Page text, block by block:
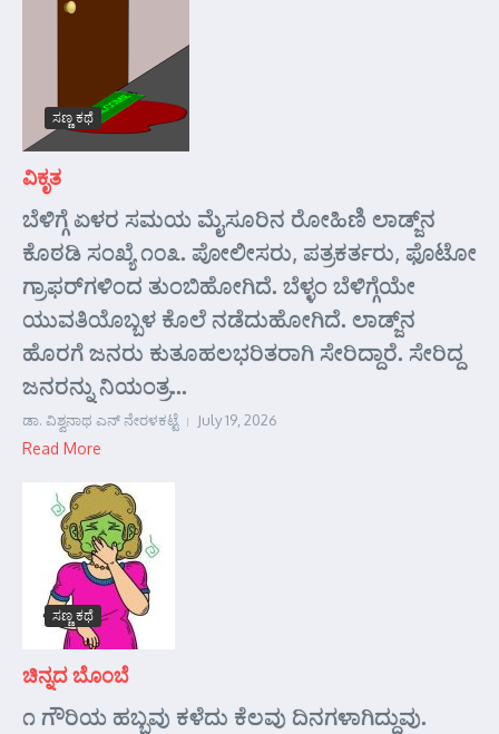
ಸಣ್ಣ ಕಥೆ
ವಿಕೃತ
ಬೆಳಿಗ್ಗೆ ಏಳರ ಸಮಯ ಮೈಸೂರಿನ ರೋಹಿಣಿ ಲಾಡ್ಜ್‌ನ
ಕೊಠಡಿ ಸಂಖ್ಯೆ ೧೦೩. ಪೋಲೀಸರು, ಪತ್ರಕರ್ತರು, ಫೊಟೋ
ಗ್ರಾಫರ್‌ಗಳಿಂದ ತುಂಬಿಹೋಗಿದೆ. ಬೆಳ್ಳಂ ಬೆಳಿಗ್ಗೆಯೇ
ಯುವತಿಯೊಬ್ಬಳ ಕೊಲೆ ನಡೆದುಹೋಗಿದೆ. ಲಾಡ್ಜ್‌ನ
ಹೊರಗೆ ಜನರು ಕುತೂಹಲಭರಿತರಾಗಿ ಸೇರಿದ್ದಾರೆ. ಸೇರಿದ್ದ
ಜನರನ್ನು ನಿಯಂತ್ರ...
ಡಾ. ವಿಶ್ವನಾಥ ಎನ್ ನೇರಳಕಟ್ಟೆ July 19, 2026
Read More
ಸಣ್ಣ ಕಥೆ
ಚಿನ್ನದ ಬೊಂಬೆ
೧ ಗೌರಿಯ ಹಬ್ಬವು ಕಳೆದು ಕೆಲವು ದಿನಗಳಾಗಿದ್ದುವು.